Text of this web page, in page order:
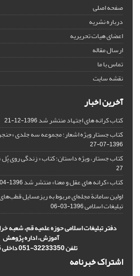
صفحه اصلی
درباره نشریه
اعضای هیات تحریریه
ارسال مقاله
تماس با ما
نقشه سایت
آخرین اخبار
کتاب کرانه های اجتهاد منتشر شد1396-12-21
کتاب جستار ویژه اشعار؛ مجموعه سه جلدی
1396-07-27
کتاب جستار، ویژه داستان؛ کتاب « زندگی روی
27
کتاب «کرانه های عقل و معنا» منتشر شد1396-04-12
اولین سامانة مجله‌ای مربوط به ریزمسایل‌
تبلیغات اسلامی1396-03-06
دفتر تبلیغات اسلامی حوزه علمیه قم، شعبه
آموزش، اداره پژوهش
تلفن 32233350-051 داخلی 8605
اشتراک خبرنامه